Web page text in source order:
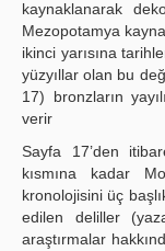
kaynaklanarak
Mezopotamya
ikinci yarısına
yüzyıllar olan bu
17) bronzların
verir
Sayfa 17’den
kısmına kadar
kronolojisini üç
edilen deliller
araştırmalar